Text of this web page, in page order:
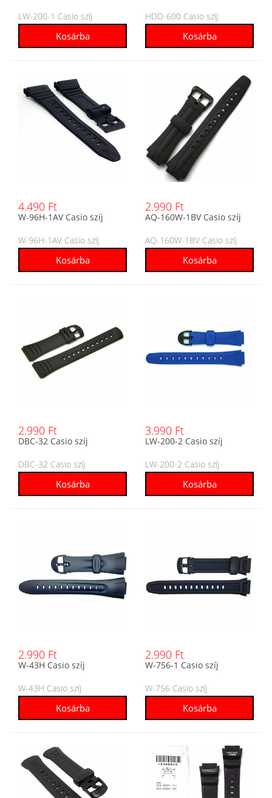
LW-200-1 Casio szíj
HDD-600 Casio szíj
4.490 Ft
W-96H-1AV Casio szíj
W-96H-1AV Casio szíj
2.990 Ft
AQ-160W-1BV Casio szíj
AQ-160W-1BV Casio szíj
2.990 Ft
DBC-32 Casio szíj
DBC-32 Casio szíj
3.990 Ft
LW-200-2 Casio szíj
LW-200-2 Casio szíj
2.990 Ft
W-43H Casio szíj
W-43H Casio szíj
2.990 Ft
W-756-1 Casio szíj
W-756 Casio szíj